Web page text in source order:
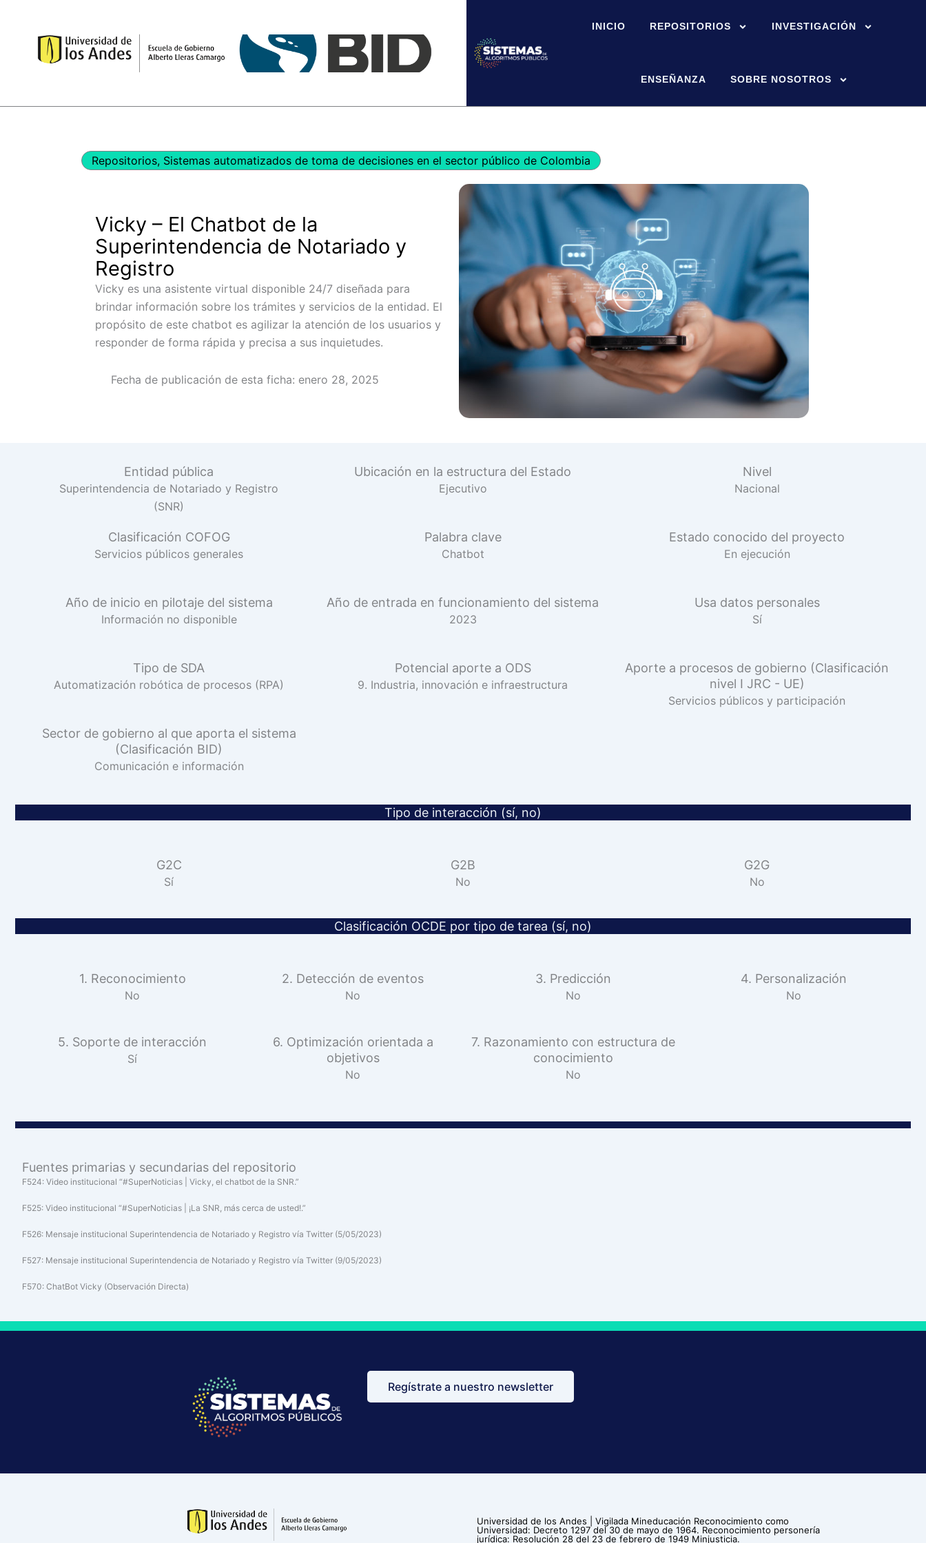
contenido
INICIO REPOSITORIOS INVESTIGACIÓN
ENSEÑANZA SOBRE NOSOTROS
Repositorios, Sistemas automatizados de toma de decisiones en el sector público de Colombia
Vicky – El Chatbot de la
Superintendencia de Notariado y
Registro
Vicky es una asistente virtual disponible 24/7 diseñada para
brindar información sobre los trámites y servicios de la entidad. El
propósito de este chatbot es agilizar la atención de los usuarios y
responder de forma rápida y precisa a sus inquietudes.
Fecha de publicación de esta ficha: enero 28, 2025
Entidad pública
Superintendencia de Notariado y Registro
(SNR)
Ubicación en la estructura del Estado
Ejecutivo
Nivel
Nacional
Clasificación COFOG
Servicios públicos generales
Palabra clave
Chatbot
Estado conocido del proyecto
En ejecución
Año de inicio en pilotaje del sistema
Información no disponible
Año de entrada en funcionamiento del sistema
2023
Usa datos personales
Sí
Tipo de SDA
Automatización robótica de procesos (RPA)
Potencial aporte a ODS
9. Industria, innovación e infraestructura
Aporte a procesos de gobierno (Clasificación
nivel I JRC - UE)
Servicios públicos y participación
Sector de gobierno al que aporta el sistema
(Clasificación BID)
Comunicación e información
Tipo de interacción (sí, no)
G2C
Sí
G2B
No
G2G
No
Clasificación OCDE por tipo de tarea (sí, no)
1. Reconocimiento
No
2. Detección de eventos
No
3. Predicción
No
4. Personalización
No
5. Soporte de interacción
Sí
6. Optimización orientada a
objetivos
No
7. Razonamiento con estructura de
conocimiento
No
Fuentes primarias y secundarias del repositorio
F524: Video institucional “#SuperNoticias | Vicky, el chatbot de la SNR.”
F525: Video institucional “#SuperNoticias | ¡La SNR, más cerca de usted!.”
F526: Mensaje institucional Superintendencia de Notariado y Registro vía Twitter (5/05/2023)
F527: Mensaje institucional Superintendencia de Notariado y Registro vía Twitter (9/05/2023)
F570: ChatBot Vicky (Observación Directa)
Regístrate a nuestro newsletter
Universidad de los Andes | Vigilada Mineducación Reconocimiento como
Universidad: Decreto 1297 del 30 de mayo de 1964. Reconocimiento personería
jurídica: Resolución 28 del 23 de febrero de 1949 Minjusticia.